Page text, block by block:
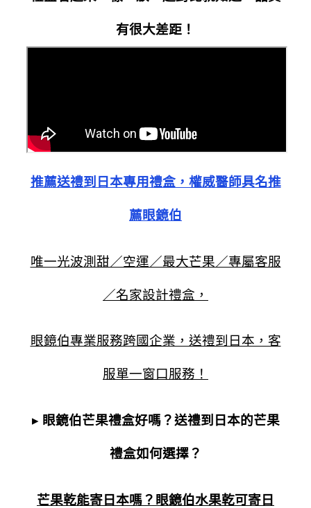
有很大差距！
推薦送禮到日本專用禮盒，權威醫師具名推
薦眼鏡伯
唯一光波測甜／空運／最大芒果／專屬客服
／名家設計禮盒，
眼鏡伯專業服務跨國企業，送禮到日本，客
服單一窗口服務！
▸ 眼鏡伯芒果禮盒好嗎？送禮到日本的芒果
禮盒如何選擇？
芒果乾能寄日本嗎？眼鏡伯水果乾可寄日